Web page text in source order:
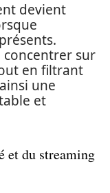
devient
concentrer sur
en filtrant
une
et
et du streaming